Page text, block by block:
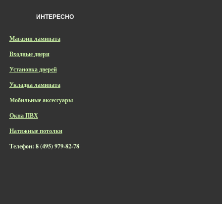
ИНТЕРЕСНО
Магазин ламината
Входные двери
Установка дверей
Укладка ламината
Мобильные аксессуары
Окна ПВХ
Натяжные потолки
Телефон: 8 (495) 979-82-78